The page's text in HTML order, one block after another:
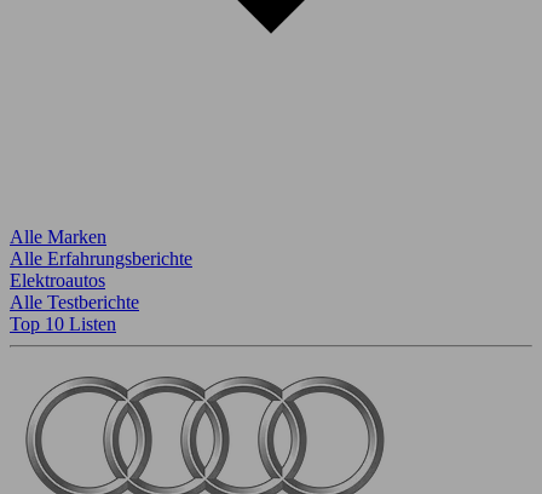
Alle Marken
Alle Erfahrungsberichte
Elektroautos
Alle Testberichte
Top 10 Listen